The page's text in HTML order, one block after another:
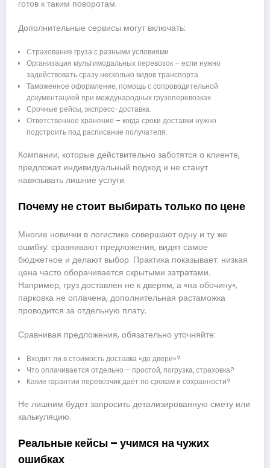
готов к таким поворотам.
Дополнительные сервисы могут включать:
Страхование груза с разными условиями.
Организация мультимодальных перевозок – если нужно
задействовать сразу несколько видов транспорта.
Таможенное оформление, помощь с сопроводительной
документацией при международных грузоперевозках.
Срочные рейсы, экспресс-доставка.
Ответственное хранение – когда сроки доставки нужно
подстроить под расписание получателя.
Компании, которые действительно заботятся о клиенте,
предложат индивидуальный подход и не станут
навязывать лишние услуги.
Почему не стоит выбирать только по цене
Многие новички в логистике совершают одну и ту же
ошибку: сравнивают предложения, видят самое
бюджетное и делают выбор. Практика показывает: низкая
цена часто оборачивается скрытыми затратами.
Например, груз доставлен не к дверям, а «на обочину»,
парковка не оплачена, дополнительная растаможка
проводится за отдельную плату.
Сравнивая предложения, обязательно уточняйте:
Входит ли в стоимость доставка «до двери»?
Что оплачивается отдельно – простой, погрузка, страховка?
Какие гарантии перевозчик даёт по срокам и сохранности?
Не лишним будет запросить детализированную смету или
калькуляцию.
Реальные кейсы – учимся на чужих
ошибках